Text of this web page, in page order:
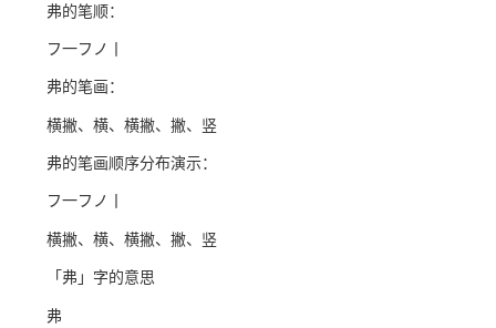
弗的笔顺：
フ一フノ丨
弗的笔画：
横撇、横、横撇、撇、竖
弗的笔画顺序分布演示：
フ一フノ丨
横撇、横、横撇、撇、竖
「弗」字的意思
弗